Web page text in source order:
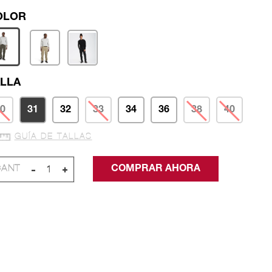
31 32 33 34 36 38 40
GUÍA DE TALLAS
+
-